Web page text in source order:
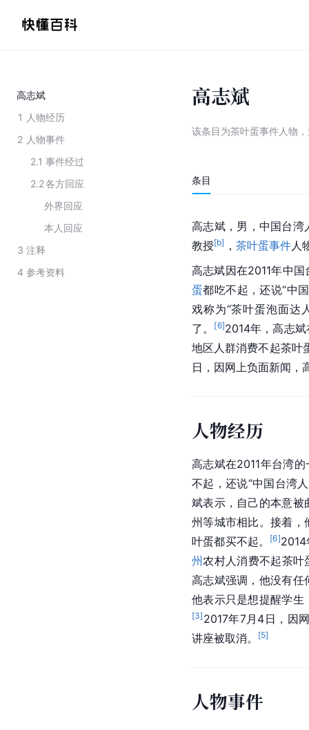
高志斌
1 人物经历
2 人物事件
2.1 事件经过
2.2各方回应
外界回应
本人回应
3 注释
4 参考资料
高志斌
该条目为茶叶蛋事件人物 ，
条目
高志斌，男，中国台
教授[b] ， 茶叶蛋事件人
高志斌因在2011年中
蛋都吃不起，还说“中
戏称为“茶叶蛋泡面达
了。
[6]2014年，高志
地区人群消费不起茶叶
日，因网上负面新闻，
人物经历
高志斌在2011年台湾
不起，还说“中国台湾
斌表示，自己的本意
州等城市相比。接着，
叶蛋都买不起。
[6]2014
州农村人消费不起茶
高志斌强调，他没有任
他表示只是想提醒学
[3] 2017年7月4日，因
讲座被取消。
[5]
人物事件